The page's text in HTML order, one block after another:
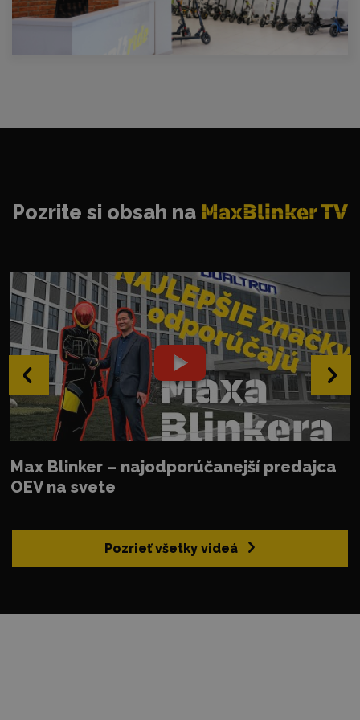
Pozrieť všetky videá
Pozrite si obsah na MaxBlinker TV
Max Blinker – najodporúčanejší predajca
OEV na svete
‹ ›